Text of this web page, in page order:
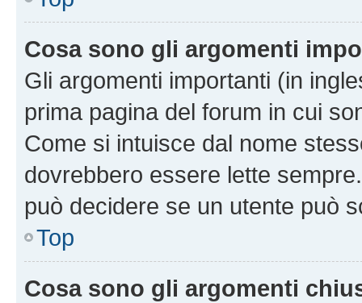
Cosa sono gli argomenti
Gli argomenti importanti (in
prima pagina del forum in cui
Come si intuisce dal nome
dovrebbero essere lette
può decidere se un utente può
Top
Cosa sono gli argomenti